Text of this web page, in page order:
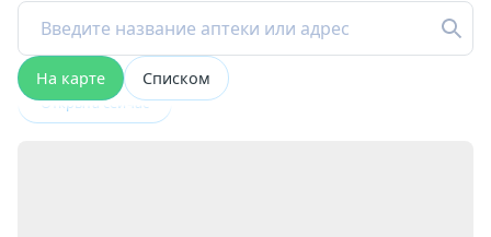
На карте Списком
Открыта сейчас